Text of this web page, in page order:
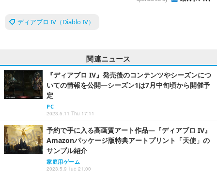
ディアブロ IV（Diablo IV）
関連ニュース
『ディアブロ IV』発売後のコンテンツやシーズンにつ
いての情報を公開―シーズン1は7月中旬頃から開催予
定
PC
2023.5.11 Thu 17:11
予約で手に入る高画質アート作品―『ディアブロ IV』
Amazonパッケージ版特典アートプリント「天使」の
サンプル紹介
家庭用ゲーム
2023.5.9 Tue 21:00